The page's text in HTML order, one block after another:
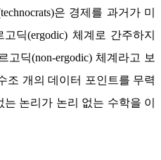
은 경제를 과거가 미
딕(ergodic) 체계로 간주하지
딕(non-ergodic) 체계라고 보
조 개의 데이터 포인트를 무력
논리가 논리 없는 수학을 이